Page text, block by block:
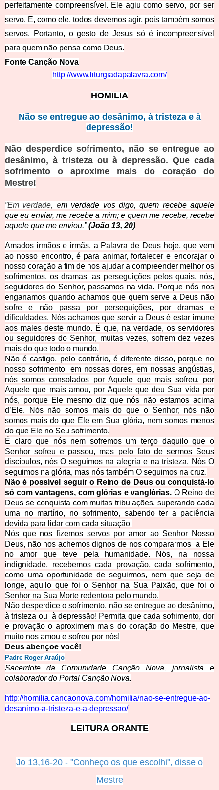
perfeitamente compreensível. Ele agiu como servo, por ser
servo. E, como ele, todos devemos agir, pois também somos
servos. Portanto, o gesto de Jesus só é incompreensível
para quem não pensa como Deus.
Fonte Canção Nova
http://www.liturgiadapalavra.com/
HOMILIA
Não se entregue ao desânimo, à tristeza e à
depressão!
Não desperdice sofrimento, não se entregue ao
desânimo, à tristeza ou à depressão. Que cada
sofrimento o aproxime mais do coração do
Mestre!
”Em verdade, em verdade vos digo, quem recebe aquele
que eu enviar, me recebe a mim; e quem me recebe, recebe
aquele que me enviou.” (João 13, 20)
Amados irmãos e irmãs, a Palavra de Deus hoje, que vem
ao nosso encontro, é para animar, fortalecer e encorajar o
nosso coração a fim de nos ajudar a compreender melhor os
sofrimentos, os dramas, as perseguições pelos quais, nós,
seguidores do Senhor, passamos na vida. Porque nós nos
enganamos quando achamos que quem serve a Deus não
sofre e não passa por perseguições, por dramas e
dificuldades. Nós achamos que servir a Deus é estar imune
aos males deste mundo. É que, na verdade, os servidores
ou seguidores do Senhor, muitas vezes, sofrem dez vezes
mais do que todo o mundo.
Não é castigo, pelo contrário, é diferente disso, porque no
nosso sofrimento, em nossas dores, em nossas angústias,
nós somos consolados por Aquele que mais sofreu, por
Aquele que mais amou, por Aquele que deu Sua vida por
nós, porque Ele mesmo diz que nós não estamos acima
d’Ele. Nós não somos mais do que o Senhor; nós não
somos mais do que Ele em Sua glória, nem somos menos
do que Ele no Seu sofrimento.
É claro que nós nem sofremos um terço daquilo que o
Senhor sofreu e passou, mas pelo fato de sermos Seus
discípulos, nós O seguimos na alegria e na tristeza. Nós O
seguimos na glória, mas nós também O seguimos na cruz.
Não é possível seguir o Reino de Deus ou conquistá-lo
só com vantagens, com glórias e vanglórias. O Reino de
Deus se conquista com muitas tribulações, superando cada
uma no martírio, no sofrimento, sabendo ter a paciência
devida para lidar com cada situação.
Nós que nos fizemos servos por amor ao Senhor Nosso
Deus, não nos achemos dignos de nos compararmos a Ele
no amor que teve pela humanidade. Nós, na nossa
indignidade, recebemos cada provação, cada sofrimento,
como uma oportunidade de seguirmos, nem que seja de
longe, aquilo que foi o Senhor na Sua Paixão, que foi o
Senhor na Sua Morte redentora pelo mundo.
Não desperdice o sofrimento, não se entregue ao desânimo,
à tristeza ou à depressão! Permita que cada sofrimento, dor
e provação o aproximem mais do coração do Mestre, que
muito nos amou e sofreu por nós!
Deus abençoe você!
Padre Roger Araújo
Sacerdote da Comunidade Canção Nova, jornalista e
colaborador do Portal Canção Nova.
http://homilia.cancaonova.com/homilia/nao-se-entregue-ao-
desanimo-a-tristeza-e-a-depressao/
LEITURA ORANTE
Jo 13,16-20 - "Conheço os que escolhi", disse o
Mestre